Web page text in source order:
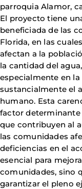
parroquia Alamor,
El proyecto tiene
beneficiada de las
Florida, en las
afectan a la
la cantidad del
especialmente en
sustancialmente el
humano. Esta
factor determinante
que contribuyen al
las comunidades
deficiencias en el
esencial para
comunidades, sino
garantizar el pleno